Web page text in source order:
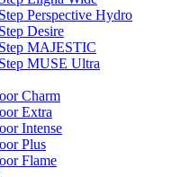
Perspective Hydro
Desire
MAJESTIC
MUSE Ultra
Charm
Extra
Intense
Plus
Flame